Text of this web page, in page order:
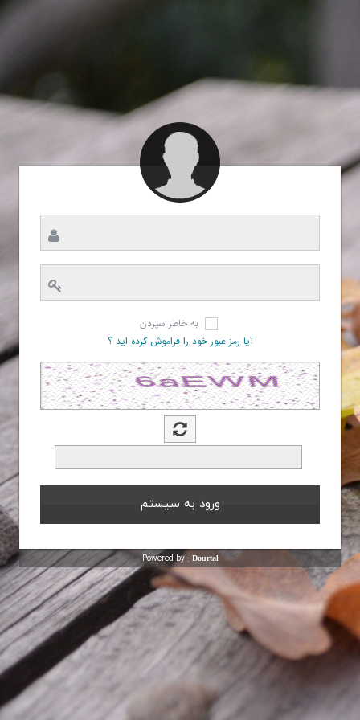
به خاطر سپردن
آیا رمز عبور خود را فراموش کرده اید ؟
Powered by : Dourtal